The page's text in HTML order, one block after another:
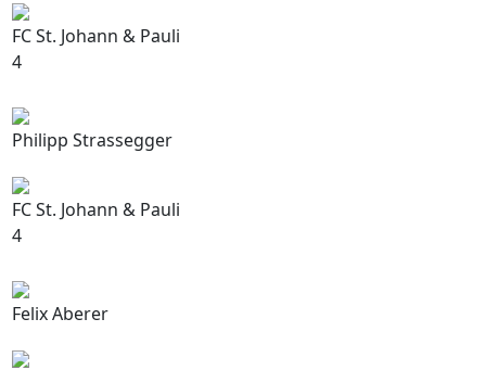
FC St. Johann & Pauli
4
Philipp Strassegger
FC St. Johann & Pauli
4
Felix Aberer